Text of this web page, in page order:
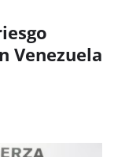
Venezuela